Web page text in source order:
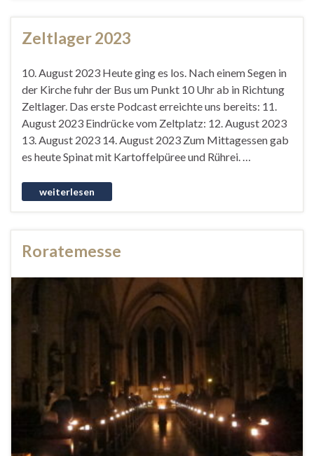
Zeltlager 2023
10. August 2023 Heute ging es los. Nach einem Segen in
der Kirche fuhr der Bus um Punkt 10 Uhr ab in Richtung
Zeltlager. Das erste Podcast erreichte uns bereits: 11.
August 2023 Eindrücke vom Zeltplatz: 12. August 2023
13. August 2023 14. August 2023 Zum Mittagessen gab
es heute Spinat mit Kartoffelpüree und Rührei. …
Roratemesse